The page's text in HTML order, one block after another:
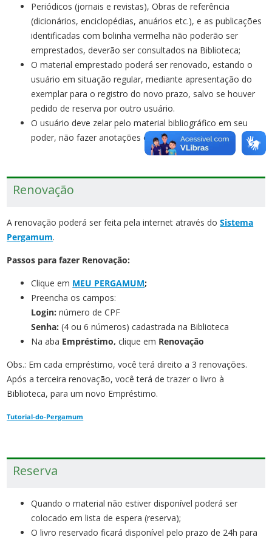
Periódicos (jornais e revistas), Obras de referência
(dicionários, enciclopédias, anuários etc.), e as publicações
identificadas com bolinha vermelha não poderão ser
emprestados, deverão ser consultados na Biblioteca;
O material emprestado poderá ser renovado, estando o
usuário em situação regular, mediante apresentação do
exemplar para o registro do novo prazo, salvo se houver
pedido de reserva por outro usuário.
O usuário deve zelar pelo material bibliográfico em seu
poder, não fazer anotações ou rasuras;
Renovação
A renovação poderá ser feita pela internet através doSistema
Pergamum.
Passos para fazer Renovação:
Clique em MEU PERGAMUM;
Preencha os campos:
Login: número de CPF
Senha: (4 ou 6 números) cadastrada na Biblioteca
Na aba Empréstimo,clique em Renovação
Obs.: Em cada empréstimo, você terá direito a 3 renovações.
Após a terceira renovação, você terá de trazer o livro à
Biblioteca, para um novo Empréstimo.
Tutorial-do-Pergamum
Reserva
Quando o material não estiver disponível poderá ser
colocado em lista de espera (reserva);
O livro reservado ficará disponível pelo prazo de 24h para